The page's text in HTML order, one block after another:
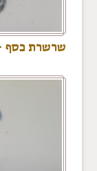
שרשרת כסף -